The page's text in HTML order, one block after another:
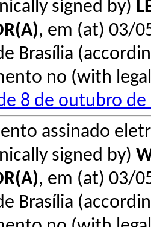
signed by)
, em (at) 03/
Brasília
no (with
8 de outubro de
assinado
signed by)
, em (at) 03/
Brasília